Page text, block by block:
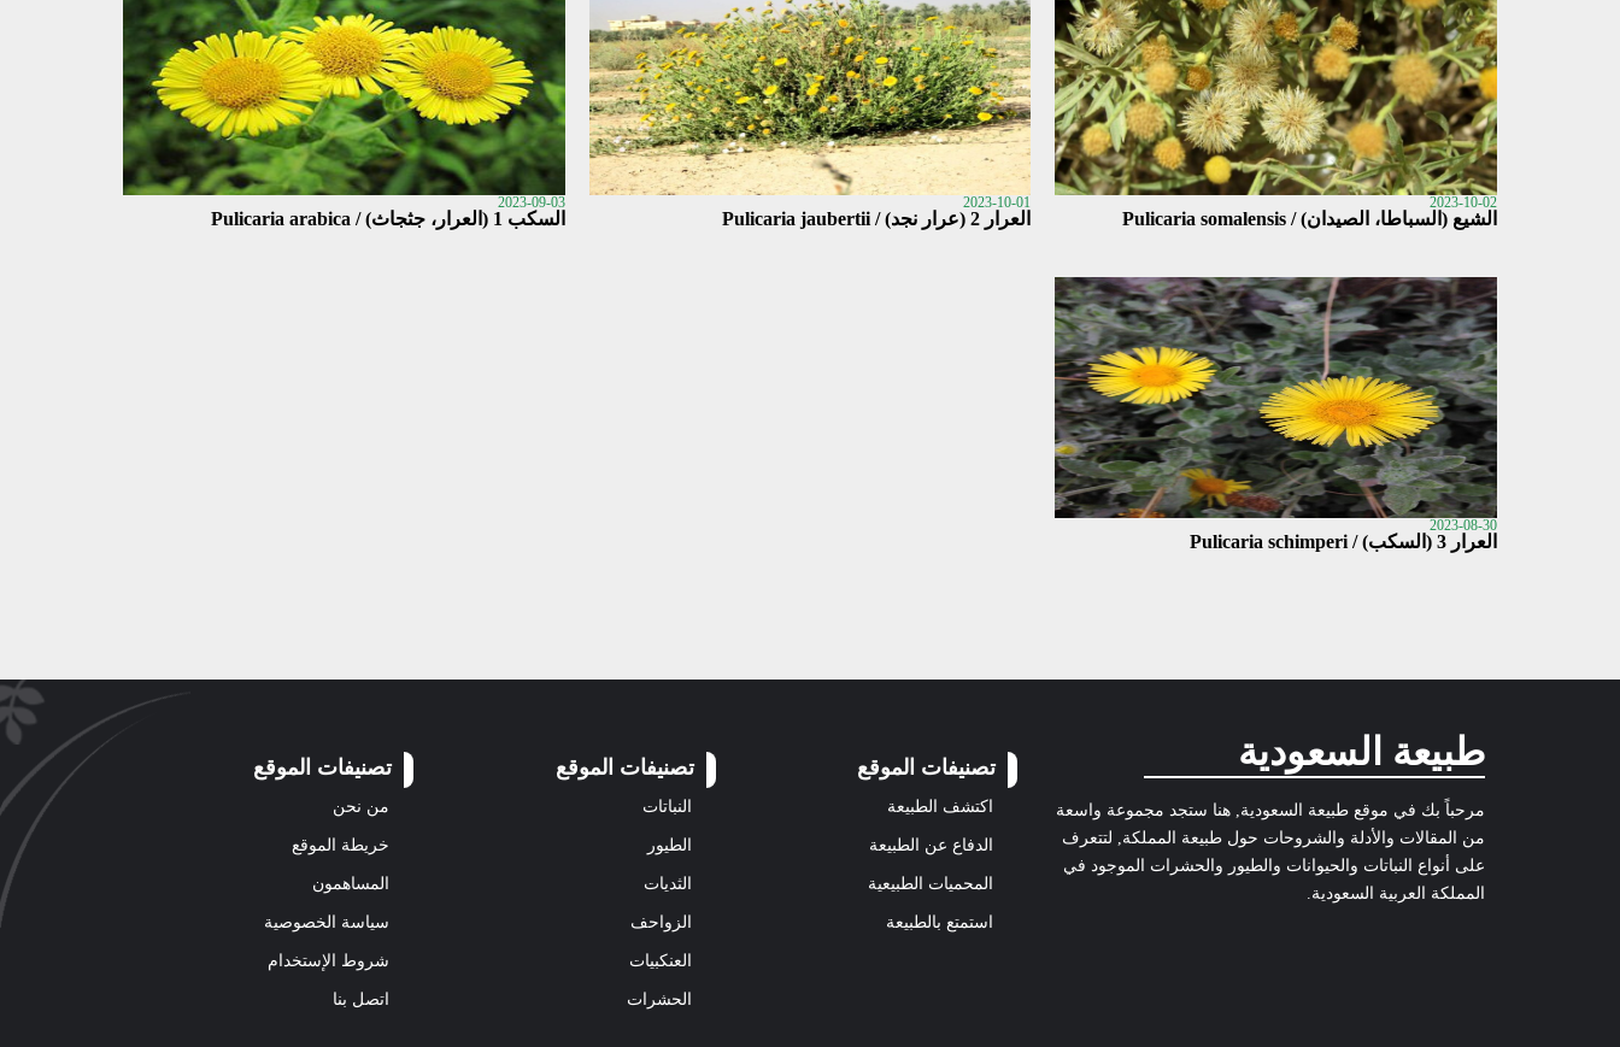
2023-10-02
الشيع (السباطا، الصيدان) / Pulicaria somalensis
2023-10-01
العرار 2 (عرار نجد) / Pulicaria jaubertii
2023-09-03
السكب 1 (العرار، جثجاث) / Pulicaria arabica
2023-08-30
العرار 3 (السكب) / Pulicaria schimperi
طبيعة السعودية
مرحباً بك في موقع طبيعة السعودية, هنا ستجد مجموعة واسعة
من المقالات والأدلة والشروحات حول طبيعة المملكة, لتتعرف
على أنواع النباتات والحيوانات والطيور والحشرات الموجود في
المملكة العربية السعودية.
تصنيفات الموقع
اكتشف الطبيعة
الدفاع عن الطبيعة
المحميات الطبيعية
استمتع بالطبيعة
تصنيفات الموقع
النباتات
الطيور
الثديات
الزواحف
العنكبيات
الحشرات
تصنيفات الموقع
من نحن
خريطة الموقع
المساهمون
سياسة الخصوصية
شروط الإستخدام
اتصل بنا